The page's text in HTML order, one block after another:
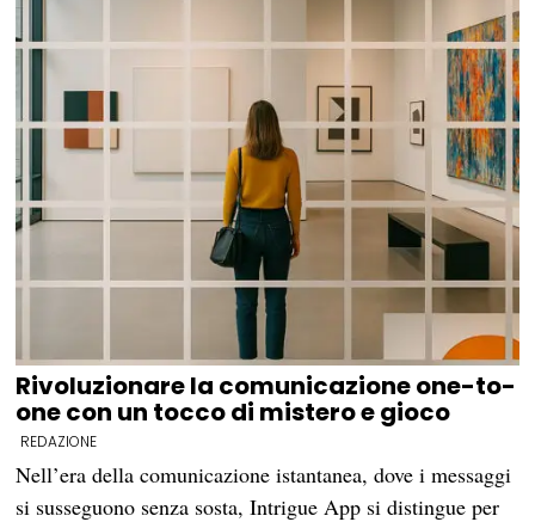
Rivoluzionare la comunicazione one-to-
one con un tocco di mistero e gioco
REDAZIONE
Nell’era della comunicazione istantanea, dove i messaggi
si susseguono senza sosta, Intrigue App si distingue per